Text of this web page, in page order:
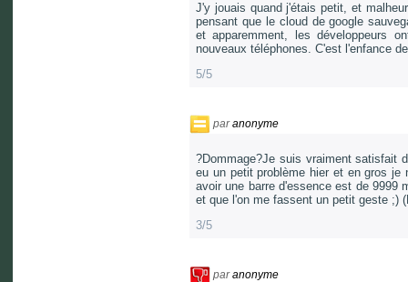
J'y jouais quand j'étais petit, et
pensant que le cloud de google
et apparemment, les développeurs
nouveaux téléphones. C'est l'enfance
5/5
paranonyme
?Dommage?Je suis vraiment satisfait
eu un petit problème hier et en gros
avoir une barre d'essence est de 9999
et que l'on me fassent un petit geste ;)
3/5
paranonyme